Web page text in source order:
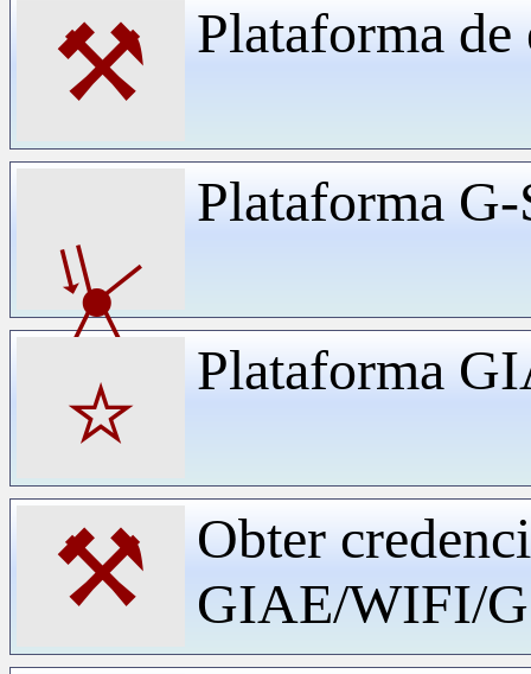
⚒ Plataforma
⏧
Plataforma
⭐ Plataforma
⚒
Obter
GIAE/WIFI/